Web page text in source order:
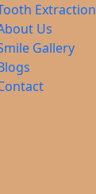
Extraction
Us
Gallery